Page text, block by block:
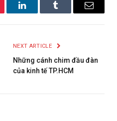
LinkedInTumblr Email
NEXT ARTICLE
Những cánh chim đầu đàn
của kinh tế TP.HCM